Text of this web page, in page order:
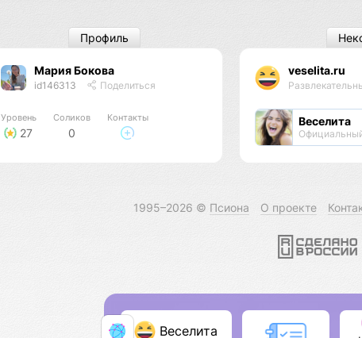
Мария Бокова
id146313 Поделиться
Уровень
27
Соликов
0
Контакты
Профиль
veselita.ru
Веселита
1995–2026 © Псиона О проекте
Веселита